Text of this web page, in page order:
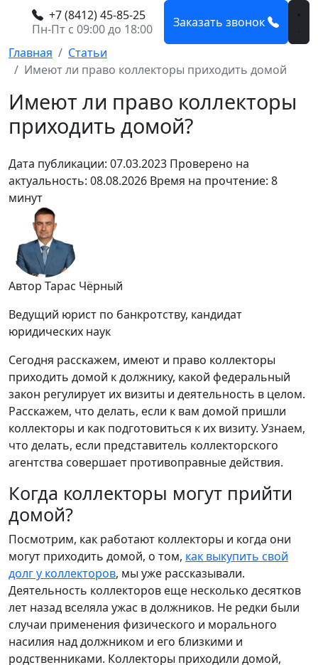
+7 (8412) 45-85-25
Пн-Пт с 09:00 до 18:00
Заказать звонок
Главная
Статьи
Имеют ли право коллекторы приходить домой
Имеют ли право коллекторы
приходить домой?
Дата публикации: 07.03.2023 Проверено на
актуальность: 08.08.2026 Время на прочтение: 8
минут
Автор Тарас Чёрный
Ведущий юрист по банкротству, кандидат
юридических наук
Сегодня расскажем, имеют и право коллекторы
приходить домой к должнику, какой федеральный
закон регулирует их визиты и деятельность в целом.
Расскажем, что делать, если к вам домой пришли
коллекторы и как подготовиться к их визиту. Узнаем,
что делать, если представитель коллекторского
агентства совершает противоправные действия.
Когда коллекторы могут прийти
домой?
Посмотрим, как работают коллекторы и когда они
могут приходить домой, о том, как выкупить свой
долг у коллекторов, мы уже рассказывали.
Деятельность коллекторов еще несколько десятков
лет назад вселяла ужас в должников. Не редки были
случаи применения физического и морального
насилия над должником и его близкими и
родственниками. Коллекторы приходили домой,